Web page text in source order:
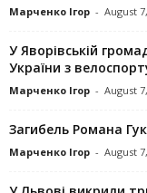
Марченко Ігор - August
У Яворівській
України з
Марченко Ігор - August
Загибель Романа
Марченко Ігор - August